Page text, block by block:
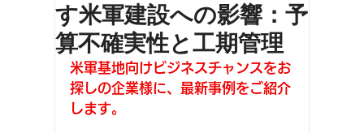
す米軍建設への影響：予
算不確実性と工期管理
米軍基地向けビジネスチャンスをお
探しの企業様に、最新事例をご紹介
します。